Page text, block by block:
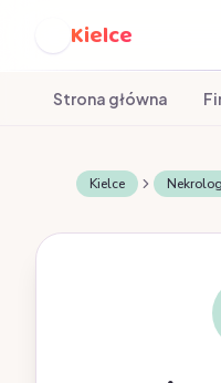
Kielce
Strona główna
Kielce